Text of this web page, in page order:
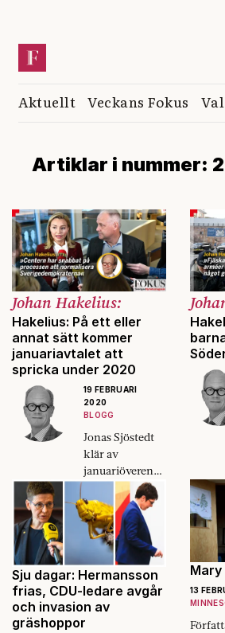
Aktuellt Veckans Fokus
Artiklar i nummer:
Johan Hakelius:
Hakelius: På ett eller
annat sätt kommer
januariavtalet att
spricka under 2020
19 FEBRUARI
2020
BLOGG
Jonas Sjöstedt
klär av
januariöverensk
ommelsen. Man
måste
antagligen vara
centerpartist för
att förvånas
över
nakenheten.
Sju dagar: Hermansson
frias, CDU-ledare avgår
och invasion av
gräshoppor
13